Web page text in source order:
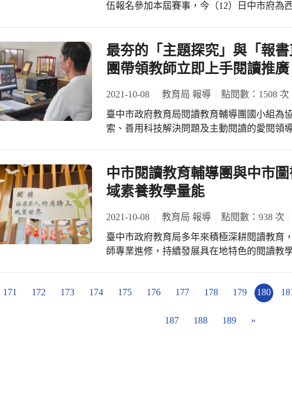
境，以最完善的老人照護服務團隊，提供臺
肯定中臺科技大學是在地深耕用心辦學的優
學，期盼學校以百年大計為目標，為國家社
福校園，給學子更舒適的學習環境，共同培
在地就業，讓臺中市的產業留住好的人才，
伍報名參加本屆賽事，今（12）日中市府為
所學校參賽，這次參賽隊伍中，除市內傳統
方式，培養學生對於棒球的熱愛與球技，鼓
賽，相信在各界人士祝福和關心之下，各球
各級學校球隊在去年比賽中，表現優異，除
中、新民高中、葳格高中等3所社團型式的
再厲，朝冠軍邁進。從這次報名參賽隊數踴
正朝向兼顧競技與普及推廣，並逐步向下扎
敗不餒的運動家精神，如此才能將平時累積
自我、挑戰自我，為臺中市爭光！
最夯的「主題探究」與「報
團帶領教師立即上手閱讀推廣
2021-10-08 教育局 報導 點閱數：1508 次
臺中市政府教育局閱讀教育輔導團國小組為
索、善用科技解決問題及主動閱讀的愛閱領
北屯區四張犁國小陳韶卿老師及北區立人國
讀教育推廣的經驗。 四張犁國小陳韶卿老師
合學校願景「書香校園」，將美國管理大師史
1932~2012)「高效能人士的7個習慣」融入
等多元文本設計出一系列的探究主題。探究
厚了學生的閱讀素養，同時也讓孩子成為閱
師分享以「走讀磺溪、書寫大肚」跨域課程
勇於上台發表、關注在地文化及樂於寫作等
好習慣的概念融入主題探究課程，讓參與研
技巧。 立人國小李逸菁老師以閱讀教育的初
中市閱讀教育輔導團與中市
域素養教學量能
2021-10-08 教育局 報導 點閱數：938 次
臺中市政府教育局多年來積極深耕閱讀教育
師專業進修，持續發展具在地特色的閱讀教
今(8)日與臺中市立圖書館合作於溪西分館辦
用，此次研習安排輔導團的2位輔導員，同
171 172 173 174 175 176 177 178 179 180
187 188 189 »